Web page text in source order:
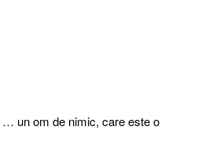
… un om de nimic, care este o